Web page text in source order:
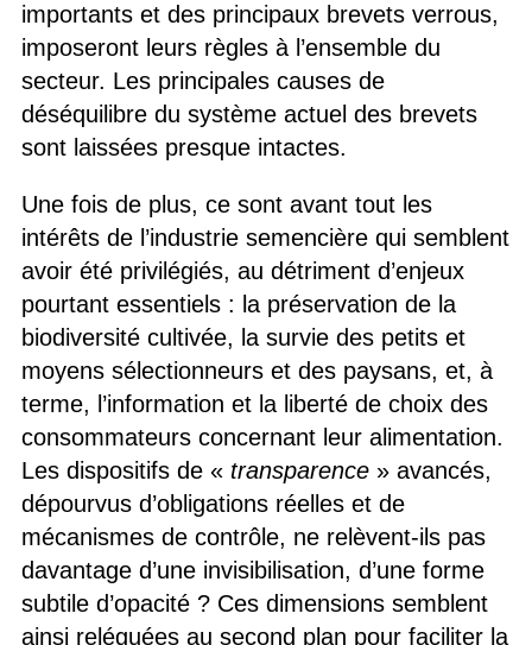
importants et des principaux brevets verrous,
imposeront leurs règles à l’ensemble du
secteur. Les principales causes de
déséquilibre du système actuel des brevets
sont laissées presque intactes.
Une fois de plus, ce sont avant tout les
intérêts de l’industrie semencière qui semblent
avoir été privilégiés, au détriment d’enjeux
pourtant essentiels : la préservation de la
biodiversité cultivée, la survie des petits et
moyens sélectionneurs et des paysans, et, à
terme, l’information et la liberté de choix des
consommateurs concernant leur alimentation.
Les dispositifs de « transparence» avancés,
dépourvus d’obligations réelles et de
mécanismes de contrôle, ne relèvent-ils pas
davantage d’une invisibilisation, d’une forme
subtile d’opacité ? Ces dimensions semblent
ainsi reléguées au second plan pour faciliter la